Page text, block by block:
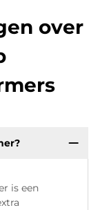
over
is een